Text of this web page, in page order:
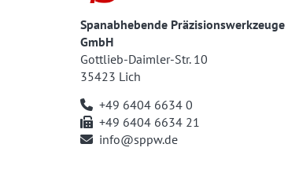
Spanabhebende Präzisionswerkzeuge
GmbH
Gottlieb-Daimler-Str. 10
35423 Lich
+49 6404 6634 0
+49 6404 6634 21
info@sppw.de